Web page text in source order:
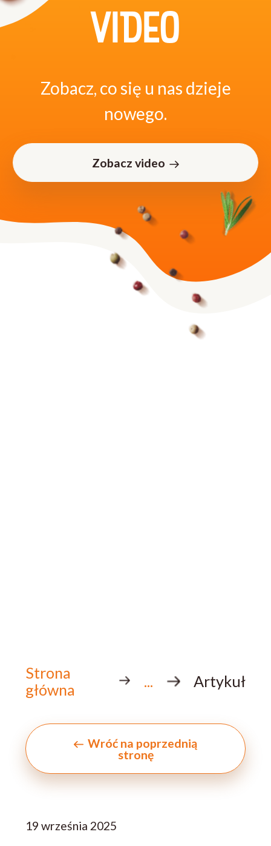
VIDEO
Zobacz, co się u nas dzieje
nowego.
Zobacz video
Strona
główna
... Artykuł
Wróć na poprzednią
stronę
19 września 2025